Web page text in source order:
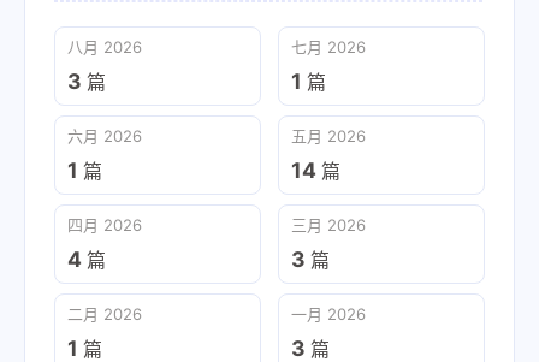
八月 2026
3 篇
七月 2026
1 篇
六月 2026
1 篇
五月 2026
14 篇
四月 2026
4 篇
三月 2026
3 篇
二月 2026
1 篇
一月 2026
3 篇